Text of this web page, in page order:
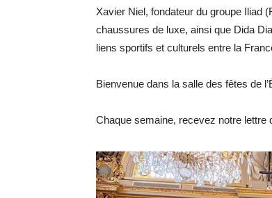
Xavier Niel, fondateur du groupe Iliad
chaussures de luxe, ainsi que Dida
liens sportifs et culturels entre la
Bienvenue dans la salle des fêtes de
Chaque semaine, recevez notre lettre